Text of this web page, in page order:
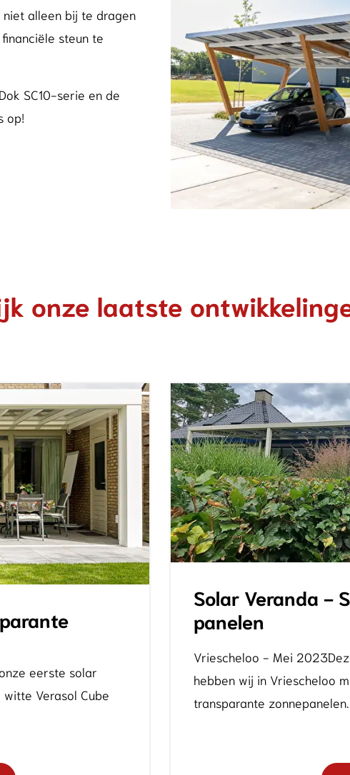
alleen bij te dragen
steun te
SC10-serie en de
op!
onze laatste
eerste solar
Verasol Cube
Solar Veranda -
panelen
Vriescheloo - Mei
hebben wij in Vriescheloo
transparante